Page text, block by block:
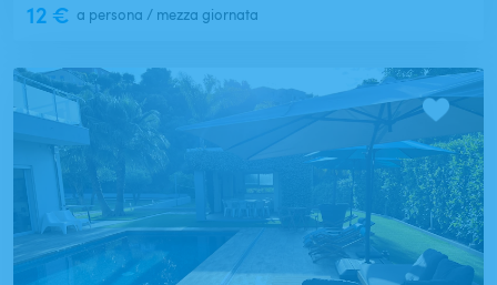
douche solaire, cabine de change et wc
12 € a persona / mezza giornata